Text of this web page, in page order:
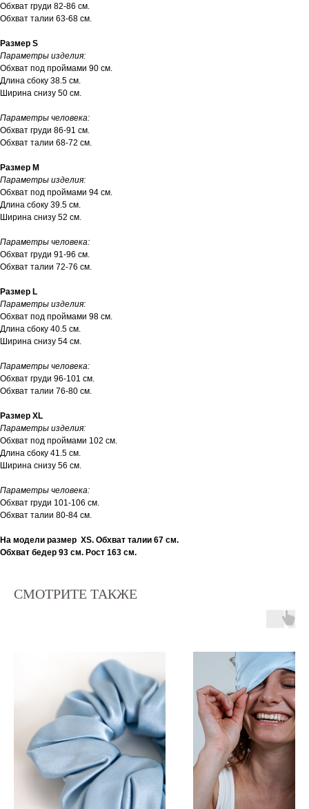
Обхват груди 82-86 см.
Обхват талии 63-68 см.
Размер S
Параметры изделия:
Обхват под проймами 90 см.
Длина сбоку 38.5 см.
Ширина снизу 50 см.
Параметры человека:
Обхват груди 86-91 см.
Обхват талии 68-72 см.
Размер М
Параметры изделия:
Обхват под проймами 94 см.
Длина сбоку 39.5 см.
Ширина снизу 52 см.
Параметры человека:
Обхват груди 91-96 см.
Обхват талии 72-76 см.
Размер L
Параметры изделия:
Обхват под проймами 98 см.
Длина сбоку 40.5 см.
Ширина снизу 54 см.
Параметры человека:
Обхват груди 96-101 см.
Обхват талии 76-80 см.
Размер XL
Параметры изделия:
Обхват под проймами 102 см.
Длина сбоку 41.5 см.
Ширина снизу 56 см.
Параметры человека:
Обхват груди 101-106 см.
Обхват талии 80-84 см.
На модели размер XS. Обхват талии 67 см.
Обхват бедер 93 см. Рост 163 см.
СМОТРИТЕ ТАКЖЕ